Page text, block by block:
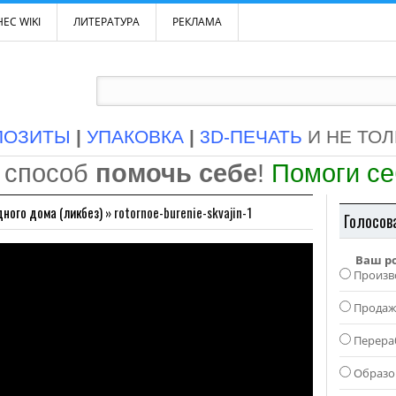
WIKI ЛИТЕРАТУРА РЕКЛАМА
| УПАКОВКА | 3D-ПЕЧАТЬ И НЕ
помочь себе! Помоги
дома (ликбез)»rotornoe-burenie-skvajin-1
Ваш